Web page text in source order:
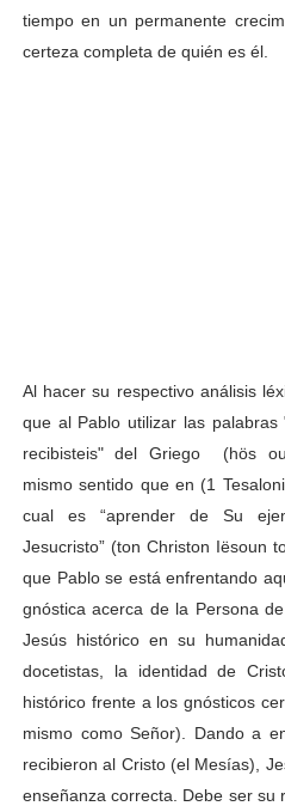
tiempo en un permanente
certeza completa de quién es él.
Al hacer su respectivo análisis
que al Pablo utilizar las
recibisteis" del Griego (hös
mismo sentido que en (1
cual es “aprender de Su
Jesucristo” (ton Christon Iësoun
que Pablo se está enfrentando
gnóstica acerca de la Persona
Jesús histórico en su
docetistas, la identidad de
histórico frente a los gnósticos
mismo como Señor). Dando a
recibieron al Cristo (el Mesías),
enseñanza correcta. Debe ser su